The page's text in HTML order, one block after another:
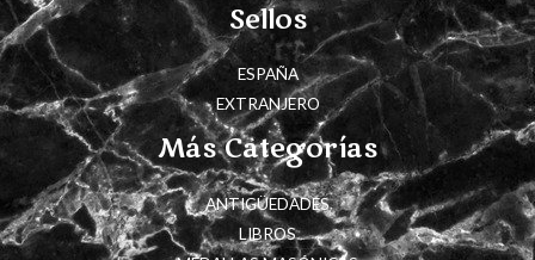
Sellos
ESPAÑA
EXTRANJERO
Más Categorías
ANTIGÜEDADES
LIBROS